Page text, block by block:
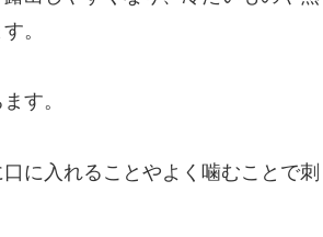
。
す。
に入れることやよく噛むことで刺